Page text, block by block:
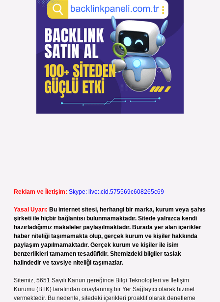
Reklam ve İletişim: Skype: live:.cid.575569c608265c69
Yasal Uyarı: Bu internet sitesi, herhangi bir marka, kurum veya şahıs
şirketi ile hiçbir bağlantısı bulunmamaktadır. Sitede yalnızca kendi
hazırladığımız makaleler paylaşılmaktadır. Burada yer alan içerikler
haber niteliği taşımamakta olup, gerçek kurum ve kişiler hakkında
paylaşım yapılmamaktadır. Gerçek kurum ve kişiler ile isim
benzerlikleri tamamen tesadüfidir. Sitemizdeki bilgiler taslak
halindedir ve tavsiye niteliği taşımazlar.
Sitemiz, 5651 Sayılı Kanun gereğince Bilgi Teknolojileri ve İletişim
Kurumu (BTK) tarafından onaylanmış bir Yer Sağlayıcı olarak hizmet
vermektedir. Bu nedenle, sitedeki içerikleri proaktif olarak denetleme